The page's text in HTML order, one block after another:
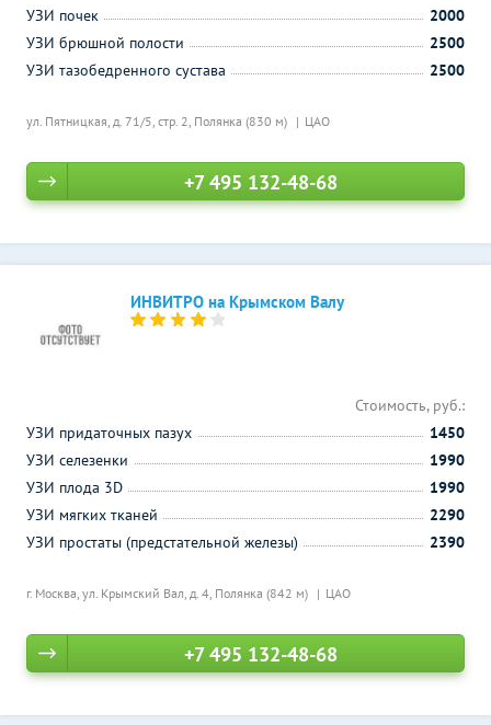
ул. Пятницкая, д. 71/5, стр. 2, Полянка (830 м) ЦАО
УЗИ почек
2000
УЗИ брюшной полости
2500
УЗИ тазобедренного сустава
2500
+7 495 132-48-68
ИНВИТРО на Крымском Валу
г. Москва, ул. Крымский Вал, д. 4, Полянка (842 м) ЦАО
Стоимость, руб.:
УЗИ придаточных пазух
1450
УЗИ селезенки
1990
УЗИ плода 3D
1990
УЗИ мягких тканей
2290
УЗИ простаты (предстательной железы)
2390
+7 495 132-48-68